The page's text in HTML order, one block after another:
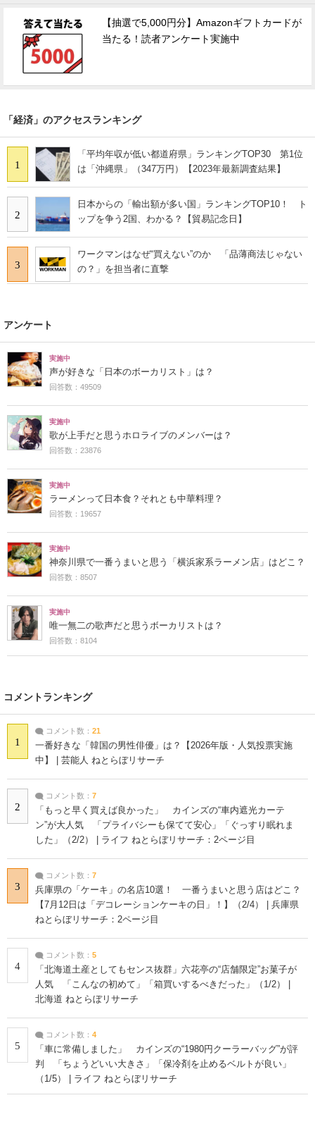
【抽選で5,000円分】Amazonギフトカードが
当たる！読者アンケート実施中
「経済」のアクセスランキング
1
「平均年収が低い都道府県」ランキングTOP30 第1位
は「沖縄県」（347万円）【2023年最新調査結果】
2
日本からの「輸出額が多い国」ランキングTOP10！ ト
ップを争う2国、わかる？【貿易記念日】
3
ワークマンはなぜ“買えない”のか 「品薄商法じゃない
の？」を担当者に直撃
アンケート
実施中
声が好きな「日本のボーカリスト」は？
回答数：49509
実施中
歌が上手だと思うホロライブのメンバーは？
回答数：23876
実施中
ラーメンって日本食？それとも中華料理？
回答数：19657
実施中
神奈川県で一番うまいと思う「横浜家系ラーメン店」はどこ？
回答数：8507
実施中
唯一無二の歌声だと思うボーカリストは？
回答数：8104
コメントランキング
1
コメント数： 21
一番好きな「韓国の男性俳優」は？【2026年版・人気投票実施
中】 | 芸能人 ねとらぼリサーチ
2
コメント数： 7
「もっと早く買えば良かった」 カインズの“車内遮光カーテ
ン”が大人気 「プライバシーも保てて安心」「ぐっすり眠れま
した」（2/2） | ライフ ねとらぼリサーチ：2ページ目
3
コメント数： 7
兵庫県の「ケーキ」の名店10選！ 一番うまいと思う店はどこ？
【7月12日は「デコレーションケーキの日」！】（2/4） | 兵庫県
ねとらぼリサーチ：2ページ目
4
コメント数： 5
「北海道土産としてもセンス抜群」六花亭の“店舗限定”お菓子が
人気 「こんなの初めて」「箱買いするべきだった」（1/2） |
北海道 ねとらぼリサーチ
5
コメント数： 4
「車に常備しました」 カインズの“1980円クーラーバッグ”が評
判 「ちょうどいい大きさ」「保冷剤を止めるベルトが良い」
（1/5） | ライフ ねとらぼリサーチ